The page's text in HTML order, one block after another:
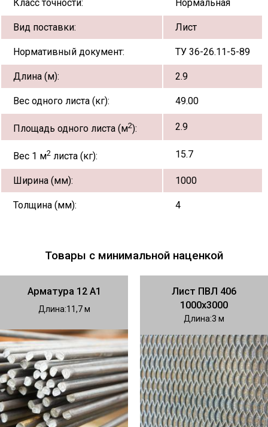
Класс точности: Нормальная
Вид поставки: Лист
Нормативный документ: ТУ 36-26.11-5-89
Длина (м): 2.9
Вес одного листа (кг): 49.00
Площадь одного листа (м2): 2.9
Вес 1 м2 листа (кг): 15.7
Ширина (мм): 1000
Толщина (мм): 4
Товары с минимальной наценкой
Арматура 12 А1
Длина 11,7
Лист ПВЛ 406
1000х3000
Длина 3